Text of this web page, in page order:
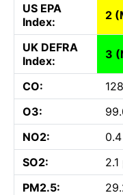
US EPA
Index:
2
UK DEFRA
Index:
3
CO:
O3:
NO2:
SO2:
PM2.5: